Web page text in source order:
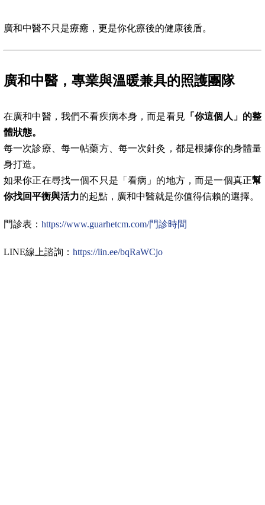
廣和中醫不只是療癒，更是你化療後的健康後盾。
廣和中醫，專業與溫暖兼具的照護團隊
在廣和中醫，我們不看疾病本身，而是看見 「你這個人」的整
體狀態。
每一次診療、每一帖藥方、每一次針灸，都是根據你的身體量
身打造。
如果你正在尋找一個不只是「看病」的地方，而是一個真正幫
你找回平衡與活力的起點，廣和中醫就是你值得信賴的選擇。
門診表： https://www.guarhetcm.com/門診時間
LINE線上諮詢： https://lin.ee/bqRaWCjo